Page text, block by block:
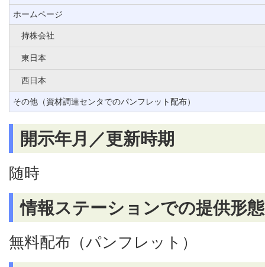
ホームページ
持株会社
東日本
西日本
その他（資材調達センタでのパンフレット配布）
開示年月／更新時期
随時
情報ステーションでの提供形態
無料配布（パンフレット）